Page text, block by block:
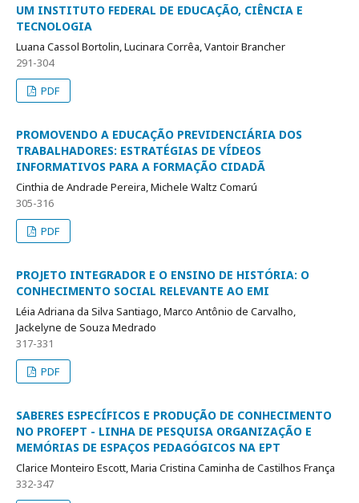
UM INSTITUTO FEDERAL DE EDUCAÇÃO, CIÊNCIA E
TECNOLOGIA
Luana Cassol Bortolin, Lucinara Corrêa, Vantoir Brancher
291-304
PDF
PROMOVENDO A EDUCAÇÃO PREVIDENCIÁRIA DOS
TRABALHADORES: ESTRATÉGIAS DE VÍDEOS
INFORMATIVOS PARA A FORMAÇÃO CIDADÃ
Cinthia de Andrade Pereira, Michele Waltz Comarú
305-316
PDF
PROJETO INTEGRADOR E O ENSINO DE HISTÓRIA: O
CONHECIMENTO SOCIAL RELEVANTE AO EMI
Léia Adriana da Silva Santiago, Marco Antônio de Carvalho,
Jackelyne de Souza Medrado
317-331
PDF
SABERES ESPECÍFICOS E PRODUÇÃO DE CONHECIMENTO
NO PROFEPT - LINHA DE PESQUISA ORGANIZAÇÃO E
MEMÓRIAS DE ESPAÇOS PEDAGÓGICOS NA EPT
Clarice Monteiro Escott, Maria Cristina Caminha de Castilhos França
332-347